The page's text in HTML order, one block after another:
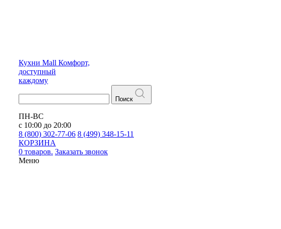
Кухни Mall Комфорт,
доступный
каждому
Поиск
ПН-ВС
с 10:00 до 20:00
8 (800) 302-77-06 8 (499) 348-15-11
КОРЗИНА
0 товаров. Заказать звонок
Меню